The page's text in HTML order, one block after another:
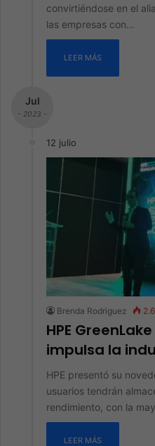
convirtiéndose en el
las empresas con…
LEER MÁS
Jul
- 2023 -
12 julio
Brenda Rodriguez
HPE
impulsa la
HPE presentó su
usuarios tendrán
rendimiento, con la
LEER MÁS